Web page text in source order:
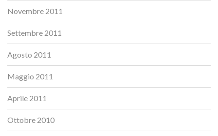
Novembre 2011
Settembre 2011
Agosto 2011
Maggio 2011
Aprile 2011
Ottobre 2010